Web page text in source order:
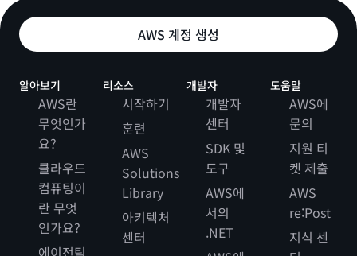
AWS 계정 생성
알아보기
AWS란
무엇인가
요?
클라우드
컴퓨팅이
란 무엇
인가요?
리소스
시작하기
훈련
AWS
Solutions
Library
아키텍처
센터
개발자
개발자
센터
SDK 및
도구
AWS에
서의
.NET
도움말
AWS에
문의
지원 티
켓 제출
AWS
re:Post
지식 센